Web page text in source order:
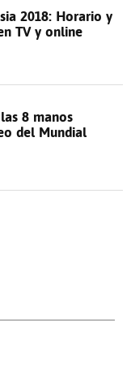
2018: Horario y
TV y online
8 manos
del Mundial